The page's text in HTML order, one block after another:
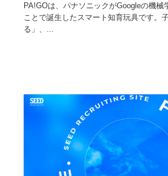
PA!GOは、パナソニックがGoogleの機械
ことで誕生したスマート知育玩具です。
る」、...